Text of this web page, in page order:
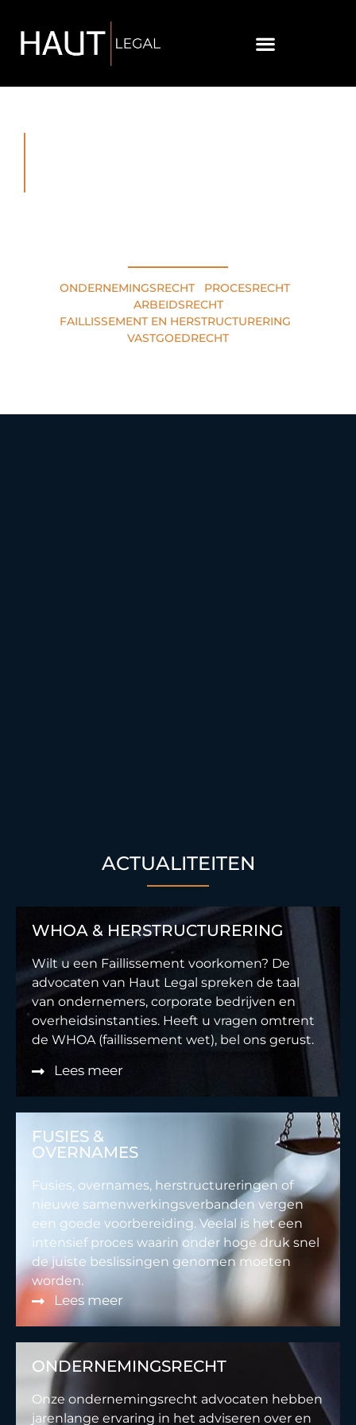
ONDERNEMINGSRECHT• PROCESRECHT•
ARBEIDSRECHT
FAILLISSEMENT EN HERSTRUCTURERING
VASTGOEDRECHT
ACTUALITEITEN
WHOA & HERSTRUCTURERING
Wilt u een Faillissement voorkomen? De
advocaten van Haut Legal spreken de taal
van ondernemers, corporate bedrijven en
overheidsinstanties. Heeft u vragen omtrent
de WHOA (faillissement wet), bel ons gerust.
Lees meer
FUSIES &
OVERNAMES
Fusies, overnames, herstructureringen of
nieuwe samenwerkingsverbanden vergen
een goede voorbereiding. Veelal is het een
intensief proces waarin onder hoge druk snel
de juiste beslissingen genomen moeten
worden.
Lees meer
ONDERNEMINGSRECHT
Onze ondernemingsrecht advocaten hebben
jarenlange ervaring in het adviseren over en